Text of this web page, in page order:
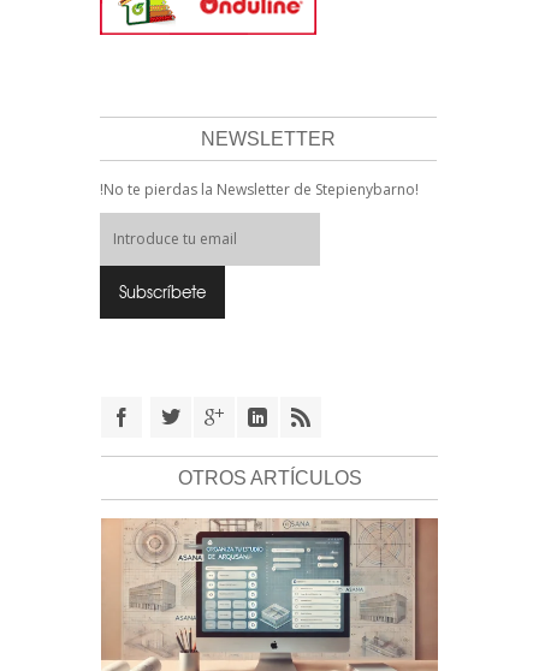
NEWSLETTER
!No te pierdas la Newsletter de Stepienybarno!
OTROS ARTÍCULOS